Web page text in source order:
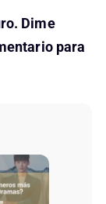
Dime
para